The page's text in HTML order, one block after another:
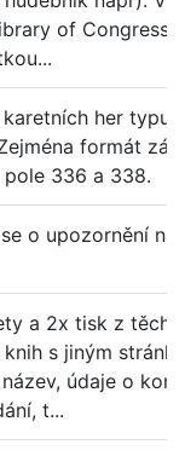
of Congress
her typu
formát
pole 336 a 338.
o upozornění na
a 2x tisk z
s jiným
údaje o
t...